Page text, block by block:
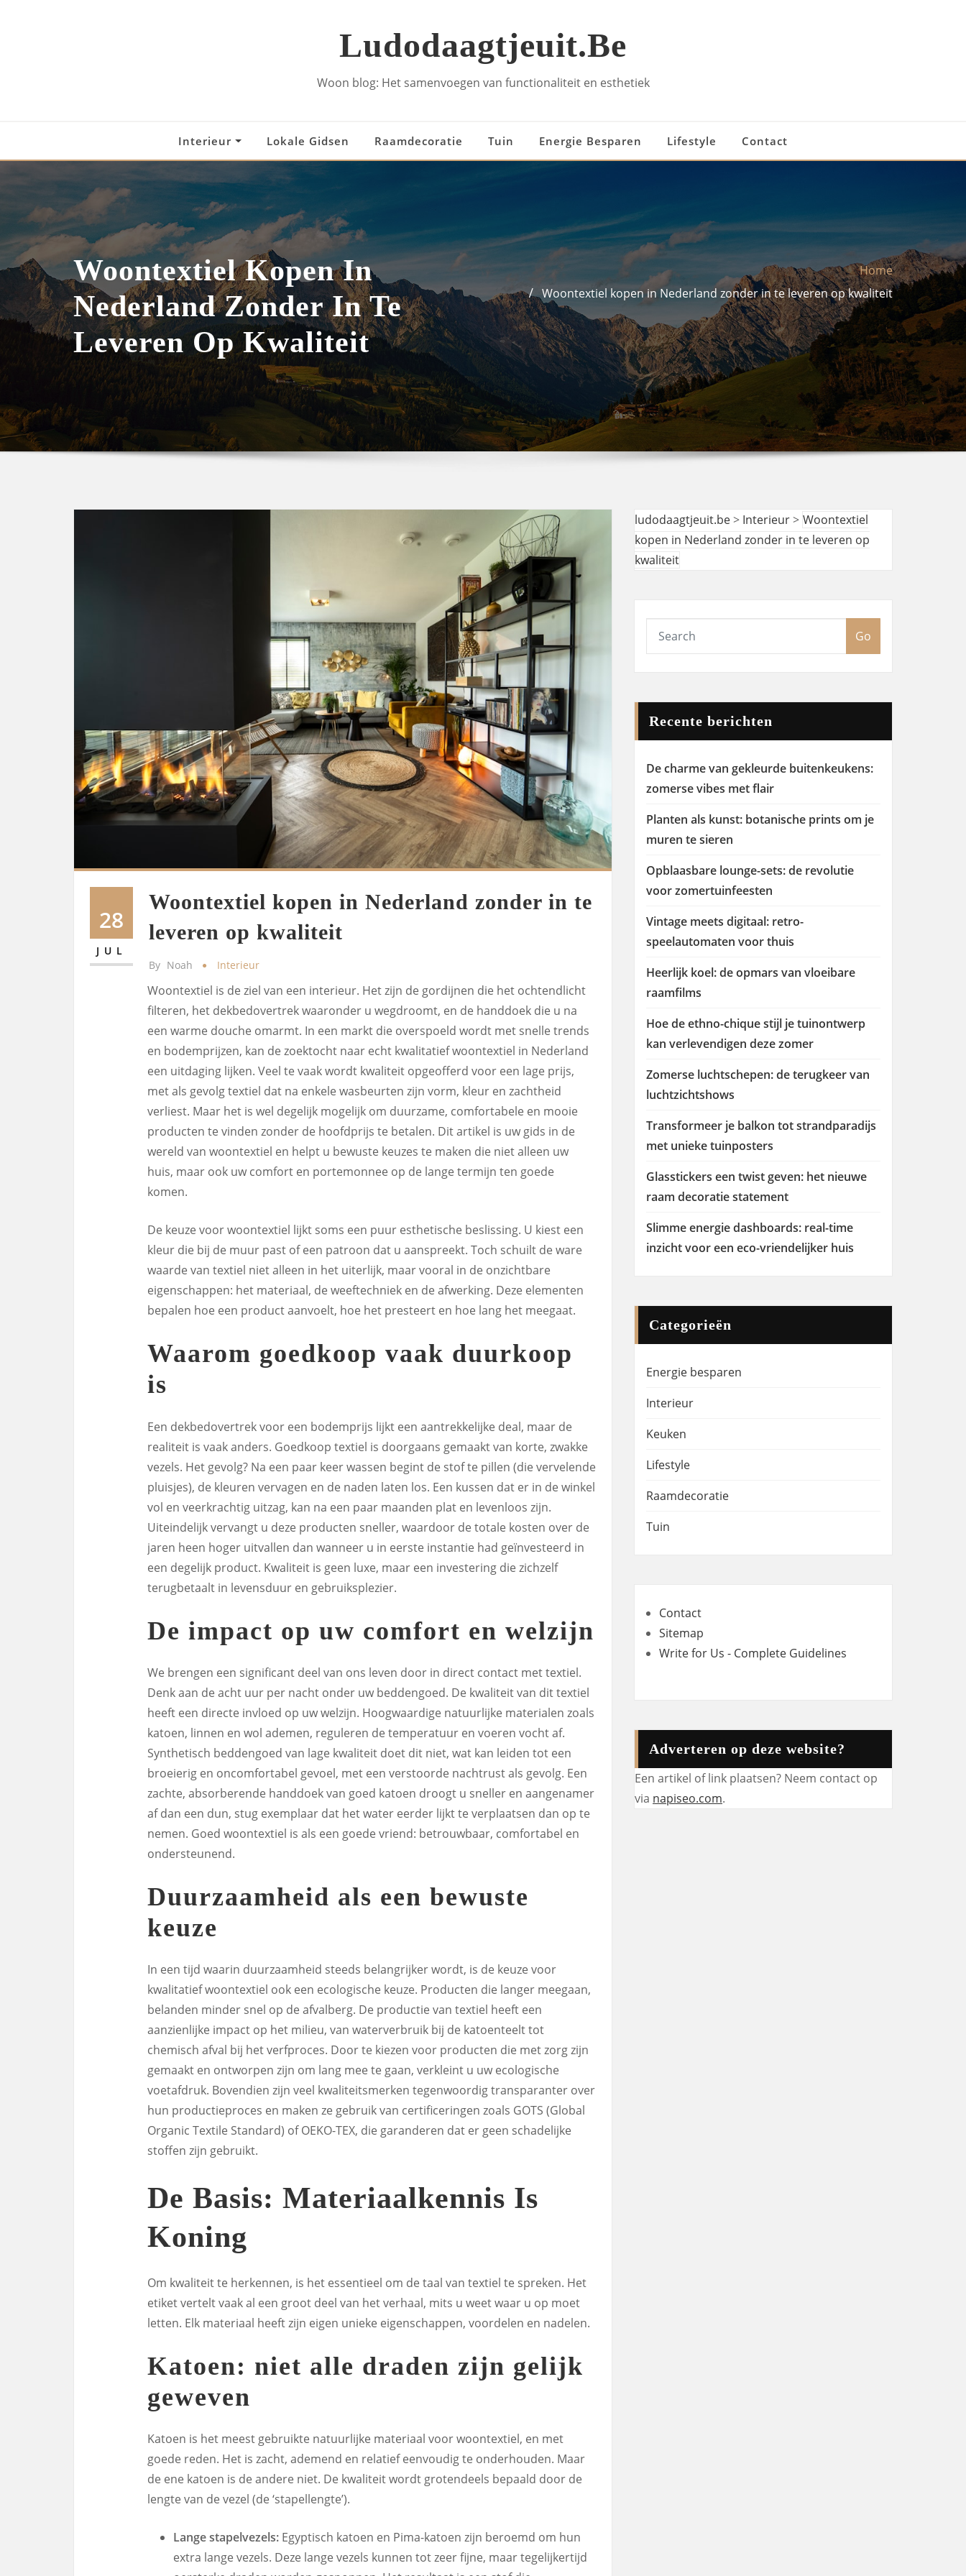
Ludodaagtjeuit.be
Woon blog: Het samenvoegen van functionaliteit en esthetiek
Interieur Lokale Gidsen Raamdecoratie Tuin Energie Besparen Lifestyle Contact
Woontextiel Kopen In
Nederland Zonder In Te
Leveren Op Kwaliteit
Home
Woontextiel kopen in Nederland zonder in te leveren op kwaliteit
28
JUL
Woontextiel kopen in Nederland zonder in te
leveren op kwaliteit
By Noah Interieur
Woontextiel is de ziel van een interieur. Het zijn de gordijnen die het ochtendlicht
filteren, het dekbedovertrek waaronder u wegdroomt, en de handdoek die u na
een warme douche omarmt. In een markt die overspoeld wordt met snelle trends
en bodemprijzen, kan de zoektocht naar echt kwalitatief woontextiel in Nederland
een uitdaging lijken. Veel te vaak wordt kwaliteit opgeofferd voor een lage prijs,
met als gevolg textiel dat na enkele wasbeurten zijn vorm, kleur en zachtheid
verliest. Maar het is wel degelijk mogelijk om duurzame, comfortabele en mooie
producten te vinden zonder de hoofdprijs te betalen. Dit artikel is uw gids in de
wereld van woontextiel en helpt u bewuste keuzes te maken die niet alleen uw
huis, maar ook uw comfort en portemonnee op de lange termijn ten goede
komen.
De keuze voor woontextiel lijkt soms een puur esthetische beslissing. U kiest een
kleur die bij de muur past of een patroon dat u aanspreekt. Toch schuilt de ware
waarde van textiel niet alleen in het uiterlijk, maar vooral in de onzichtbare
eigenschappen: het materiaal, de weeftechniek en de afwerking. Deze elementen
bepalen hoe een product aanvoelt, hoe het presteert en hoe lang het meegaat.
Waarom goedkoop vaak duurkoop
is
Een dekbedovertrek voor een bodemprijs lijkt een aantrekkelijke deal, maar de
realiteit is vaak anders. Goedkoop textiel is doorgaans gemaakt van korte, zwakke
vezels. Het gevolg? Na een paar keer wassen begint de stof te pillen (die vervelende
pluisjes), de kleuren vervagen en de naden laten los. Een kussen dat er in de winkel
vol en veerkrachtig uitzag, kan na een paar maanden plat en levenloos zijn.
Uiteindelijk vervangt u deze producten sneller, waardoor de totale kosten over de
jaren heen hoger uitvallen dan wanneer u in eerste instantie had geïnvesteerd in
een degelijk product. Kwaliteit is geen luxe, maar een investering die zichzelf
terugbetaalt in levensduur en gebruiksplezier.
De impact op uw comfort en welzijn
We brengen een significant deel van ons leven door in direct contact met textiel.
Denk aan de acht uur per nacht onder uw beddengoed. De kwaliteit van dit textiel
heeft een directe invloed op uw welzijn. Hoogwaardige natuurlijke materialen zoals
katoen, linnen en wol ademen, reguleren de temperatuur en voeren vocht af.
Synthetisch beddengoed van lage kwaliteit doet dit niet, wat kan leiden tot een
broeierig en oncomfortabel gevoel, met een verstoorde nachtrust als gevolg. Een
zachte, absorberende handdoek van goed katoen droogt u sneller en aangenamer
af dan een dun, stug exemplaar dat het water eerder lijkt te verplaatsen dan op te
nemen. Goed woontextiel is als een goede vriend: betrouwbaar, comfortabel en
ondersteunend.
Duurzaamheid als een bewuste
keuze
In een tijd waarin duurzaamheid steeds belangrijker wordt, is de keuze voor
kwalitatief woontextiel ook een ecologische keuze. Producten die langer meegaan,
belanden minder snel op de afvalberg. De productie van textiel heeft een
aanzienlijke impact op het milieu, van waterverbruik bij de katoenteelt tot
chemisch afval bij het verfproces. Door te kiezen voor producten die met zorg zijn
gemaakt en ontworpen zijn om lang mee te gaan, verkleint u uw ecologische
voetafdruk. Bovendien zijn veel kwaliteitsmerken tegenwoordig transparanter over
hun productieproces en maken ze gebruik van certificeringen zoals GOTS (Global
Organic Textile Standard) of OEKO-TEX, die garanderen dat er geen schadelijke
stoffen zijn gebruikt.
De Basis: Materiaalkennis Is
Koning
Om kwaliteit te herkennen, is het essentieel om de taal van textiel te spreken. Het
etiket vertelt vaak al een groot deel van het verhaal, mits u weet waar u op moet
letten. Elk materiaal heeft zijn eigen unieke eigenschappen, voordelen en nadelen.
Katoen: niet alle draden zijn gelijk
geweven
Katoen is het meest gebruikte natuurlijke materiaal voor woontextiel, en met
goede reden. Het is zacht, ademend en relatief eenvoudig te onderhouden. Maar
de ene katoen is de andere niet. De kwaliteit wordt grotendeels bepaald door de
lengte van de vezel (de ‘stapellengte’).
Lange stapelvezels: Egyptisch katoen en Pima-katoen zijn beroemd om hun
extra lange vezels. Deze lange vezels kunnen tot zeer fijne, maar tegelijkertijd
ludodaagtjeuit.be> Interieur> Woontextiel
kopen in Nederland zonder in te leveren op
kwaliteit
Go
Recente berichten
De charme van gekleurde buitenkeukens:
zomerse vibes met flair
Planten als kunst: botanische prints om je
muren te sieren
Opblaasbare lounge-sets: de revolutie
voor zomertuinfeesten
Vintage meets digitaal: retro-
speelautomaten voor thuis
Heerlijk koel: de opmars van vloeibare
raamfilms
Hoe de ethno-chique stijl je tuinontwerp
kan verlevendigen deze zomer
Zomerse luchtschepen: de terugkeer van
luchtzichtshows
Transformeer je balkon tot strandparadijs
met unieke tuinposters
Glasstickers een twist geven: het nieuwe
raam decoratie statement
Slimme energie dashboards: real-time
inzicht voor een eco-vriendelijker huis
Categorieën
Energie besparen
Interieur
Keuken
Lifestyle
Raamdecoratie
Tuin
Contact
Sitemap
Write for Us - Complete Guidelines
Adverteren op deze website?
Een artikel of link plaatsen? Neem contact op
via napiseo.com.